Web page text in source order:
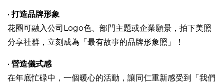
•打造品牌形象
花圈可融入公司Logo色、部門主題或企業願景，拍下美照
分享社群，立刻成為「最有故事的品牌形象照」！
• 營造儀式感
在年底忙碌中，一個暖心的活動，讓同仁重新感受到「我們